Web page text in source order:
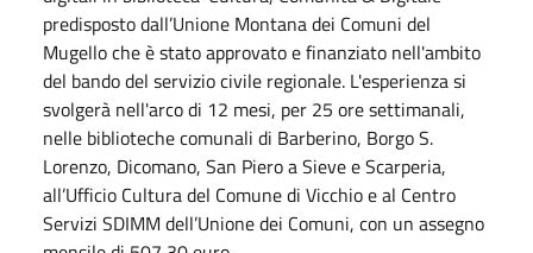
predisposto dall’Unione Montana dei Comuni del
Mugello che è stato approvato e finanziato nell'ambito
del bando del servizio civile regionale. L'esperienza si
svolgerà nell'arco di 12 mesi, per 25 ore settimanali,
nelle biblioteche comunali di Barberino, Borgo S.
Lorenzo, Dicomano, San Piero a Sieve e Scarperia,
all’Ufficio Cultura del Comune di Vicchio e al Centro
Servizi SDIMM dell’Unione dei Comuni, con un assegno